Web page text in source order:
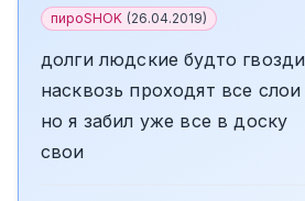
пироSHOK (26.04.2019)
долги людские будто гвозди
насквозь проходят все слои
но я забил уже все в доску
свои